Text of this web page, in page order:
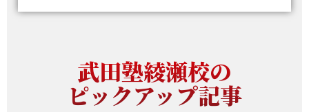
武田塾綾瀬校の
ピックアップ記事